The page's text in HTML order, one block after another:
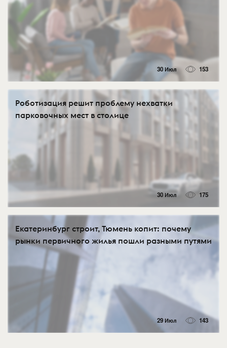
30 Июл 153
Роботизация решит проблему нехватки
парковочных мест в столице
30 Июл 175
Екатеринбург строит, Тюмень копит: почему
рынки первичного жилья пошли разными путями
29 Июл 143